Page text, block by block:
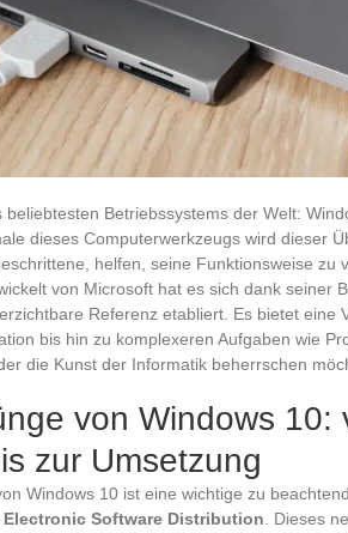
beliebtesten Betriebssystems der Welt:
dieses Computerwerkzeugs wird dieser
helfen, seine Funktionsweise zu
von Microsoft hat es sich dank seiner
Referenz etabliert. Es bietet eine
bis hin zu komplexeren Aufgaben wie
die Kunst der Informatik beherrschen
von Windows 10:
zur Umsetzung
Windows 10 ist eine wichtige zu
Electronic Software Distribution . Dieses